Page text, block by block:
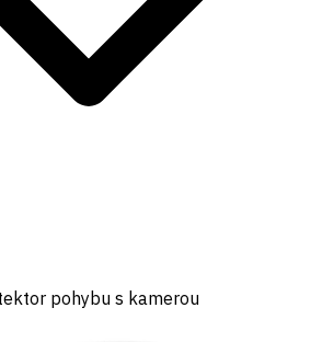
pohybu s kamerou